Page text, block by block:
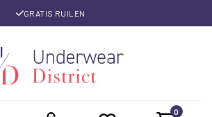
GRATIS RUILEN
0